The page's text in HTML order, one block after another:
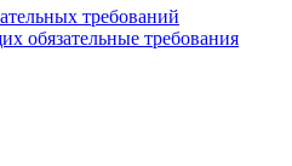
требований
обязательные требования